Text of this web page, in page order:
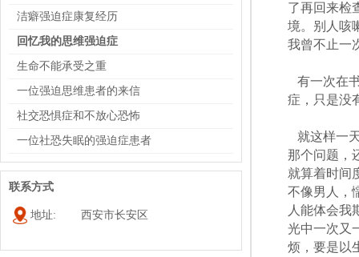
洁癖强迫症康复经历
回忆我的思维强迫症
生命不能承受之重
一位强迫思维患者的来信
社交恐惧症和不放心恐怖
一位社恐失眠的强迫症患者
联系方式
地址: 西安市长安区
了再回来检
境。别人咳
我曾不止一
有一次在
症，只是没
就这样一
那个问题，
就算着时间
不像男人，
人能体会我
光中一次又
烦，要是以